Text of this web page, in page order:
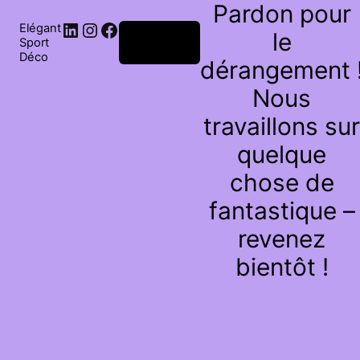
Elégant
Sport
Déco
Pardon pour
le
dérangement
Nous
travaillons sur
quelque
chose de
fantastique –
revenez
bientôt !